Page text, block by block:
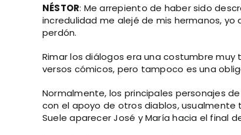
NÉSTOR: Me arrepiento de haber sido
incredulidad me alejé de mis hermanos,
perdón.
Rimar los diálogos era una costumbre
versos cómicos, pero tampoco es una
Normalmente, los principales personajes
con el apoyo de otros diablos,
Suele aparecer José y María hacia el final